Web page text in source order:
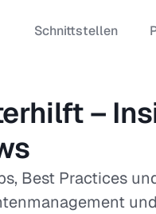
& sichere Freigaben mit
Workflows.
Prozesse für
Verträge &
Schnittstellen
–
Best Practices